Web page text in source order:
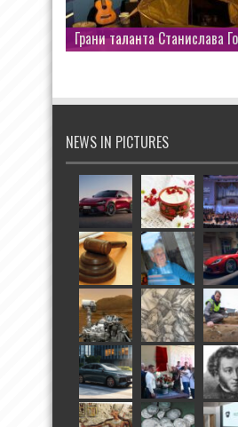
Грани таланта Станислава
NEWS IN PICTURES